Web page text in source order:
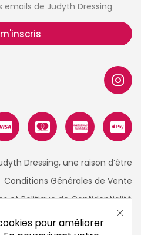
de Judyth Dressing
Dressing, une raison d’être
Conditions Générales de Vente
et Politique de Confidentialité
pour améliorer